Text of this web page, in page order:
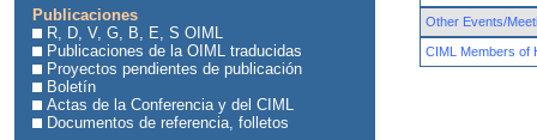
Publicaciones
R, D, V, G, B, E, S OIML
Publicaciones de la OIML traducidas
Proyectos pendientes de publicación
Boletín
Actas de la Conferencia y del CIML
Documentos de referencia, folletos
Other Events/
CIML Members of